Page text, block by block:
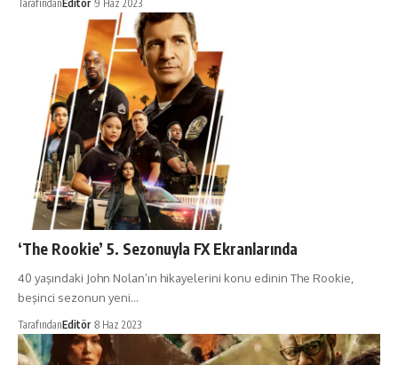
TarafındanEditör 9 Haz 2023
‘The Rookie’ 5. Sezonuyla FX Ekranlarında
40 yaşındaki John Nolan’ın hikayelerini konu edinin The Rookie,
beşinci sezonun yeni…
TarafındanEditör 8 Haz 2023